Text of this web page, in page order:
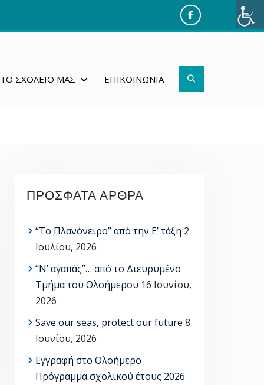
Facebook
ΤΟ ΣΧΟΛΕΊΟ ΜΑΣ ΕΠΙΚΟΙΝΩΝΊΑ
ΠΡΌΣΦΑΤΑ ΆΡΘΡΑ
“Το Πλανόνειρο” από την Ε’ τάξη 2
Ιουλίου, 2026
“Ν’ αγαπάς”… από το Διευρυμένο
Τμήμα του Ολοήμερου 16 Ιουνίου,
2026
Save our seas, protect our future 8
Ιουνίου, 2026
Εγγραφή στο Ολοήμερο
Πρόγραμμα σχολικού έτους 2026